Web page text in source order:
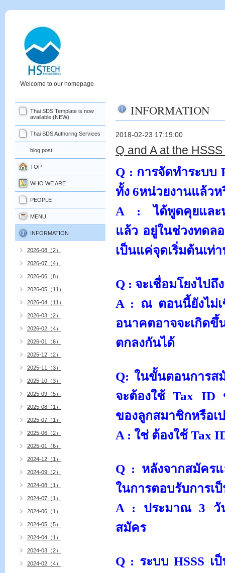
Welcome to our homepage
INFORMATION
2018-02-23 17:19:00
Q and A at the
Q : การจัดทำระบบ
ทั้ง 6หน่วยงานแล้วห
A : ได้พูดคุยและ
แล้ว อยู่ในช่วงทดล
เป็นแค่จุดเริ่มต้นเท่
Q : จะเชื่อมโยงไปถึ
A : ณ ตอนนี้ยังไม่
อนาคตอาจจะเกิ
ตกลงกันได้
Q: ในขั้นตอนการ
จะต้องใช้Tax ID
ของลูกสมาชิกหรือเ
A : ใช่ ต้องใช้ Tax
Q : หลังจากสมัคร
ในการตอบรับการเ
A : ประมาณ 3 วั
สมัคร
Q : ระบบHSSS เ
Thai SDS Template is now
available (NEW)
Thai SDS Authoring Services
blog post
TOP
WHO WE ARE
PEOPLE
MENU
INFORMATION
2026-08（2）
2026-07（4）
2026-06（8）
2026-05（11）
2026-04（11）
2026-03（2）
2026-02（4）
2026-01（6）
2025-12（2）
2025-11（3）
2025-10（3）
2025-09（5）
2025-08（1）
2025-07（1）
2025-06（2）
2025-01（6）
2024-12（1）
2024-09（2）
2024-08（1）
2024-07（1）
2024-06（1）
2024-05（5）
2024-04（1）
2024-03（2）
2024-02（4）